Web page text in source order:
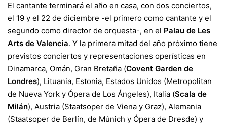
El cantante terminará el año en casa, con dos conciertos,
el 19 y el 22 de diciembre -el primero como cantante y el
segundo como director de orquesta-, en el Palau de Les
Arts de Valencia. Y la primera mitad del año próximo tiene
previstos conciertos y representaciones operísticas en
Dinamarca, Omán, Gran Bretaña (Covent Garden de
Londres), Lituania, Estonia, Estados Unidos (Metropolitan
de Nueva York y Ópera de Los Ángeles), Italia (Scala de
Milán), Austria (Staatsoper de Viena y Graz), Alemania
(Staatsoper de Berlín, de Múnich y Ópera de Dresde) y